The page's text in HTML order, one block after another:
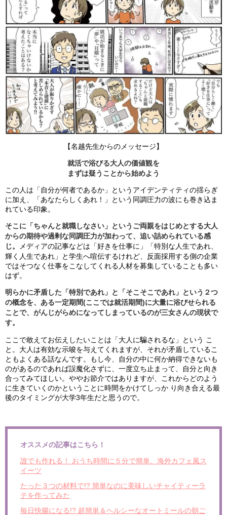
【名越先生からのメッセージ】
就活で浴びる大人の価値観を
まずは疑うことから始めよう
この人は「自分が何者であるか」というアイデンティティの揺らぎ
に加え、「あなたらしくあれ！」という同調圧力の波にも巻き込ま
れている印象。
そこに「ちゃんと就職しなさい」というご両親をはじめとする大人
からの期待や過剰な同調圧力が加わって、追い詰められている感
じ。
メディアの記事などは「好きを仕事に」「特別な人生であれ、
輝く人生であれ」と学生へ喧伝するけれど、反面採用する側の企業
ではそつなく仕事をこなしてくれる人材を募集していることも多い
はず。
明らかに矛盾した「特別であれ」と「そこそこであれ」という２つ
の概念を、ある一定期間(ここでは就活期間)に大量に浴びせられる
ことで、がんじがらめになってしまっているのが三女さんの現状で
す。
ここで敢えてお伝えしたいことは「大人に騙されるな」という こ
と。大人は有効な示唆を与えてくれますが、それが矛盾しているこ
ともよくある話なんです。もし今、自分の中に何か納得できないも
のがあるのであれば誤魔化さずに、一度立ち止まって、自分と向き
合ってみてほしい。ややお節介ではありますが、これからどのよう
に生きていくのかということに時間をかけてしっか り向き合える最
後のタイミングが大学3年生だと思うので。
オススメの記事はこちら！
誰でも作れる！ おうち時間に５分で簡単、海外カフェ風ス
イーツ
たった３つの材料で!? 簡単なのに美味しいチャイティーラ
テを作ってみた
毎日快腸になる!? 超簡単＆ヘルシーなオートミールの朝ご